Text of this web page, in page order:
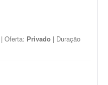
| Oferta: Privado | Duração